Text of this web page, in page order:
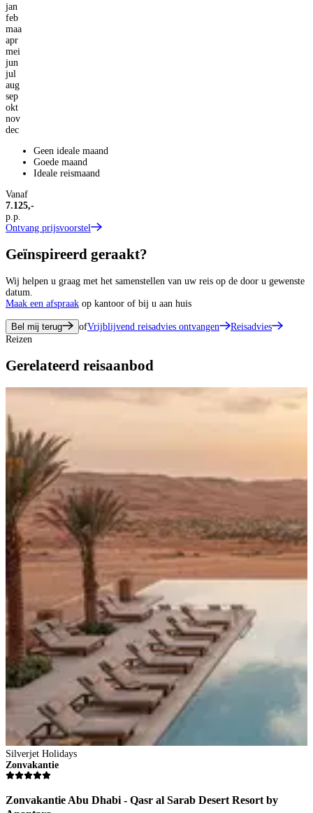
jan
feb
maa
apr
mei
jun
jul
aug
sep
okt
nov
dec
Geen ideale maand
Goede maand
Ideale reismaand
Vanaf
7.125,-
p.p.
Ontvang prijsvoorstel
Geïnspireerd geraakt?
Wij helpen u graag met het samenstellen van uw reis op de door u gewenste
datum.
Maak een afspraak op kantoor of bij u aan huis
Bel mij terug ofVrijblijvend reisadvies ontvangen
Reisadvies
Reizen
Gerelateerd reisaanbod
Silverjet Holidays
Zonvakantie
Zonvakantie Abu Dhabi - Qasr al Sarab Desert Resort by